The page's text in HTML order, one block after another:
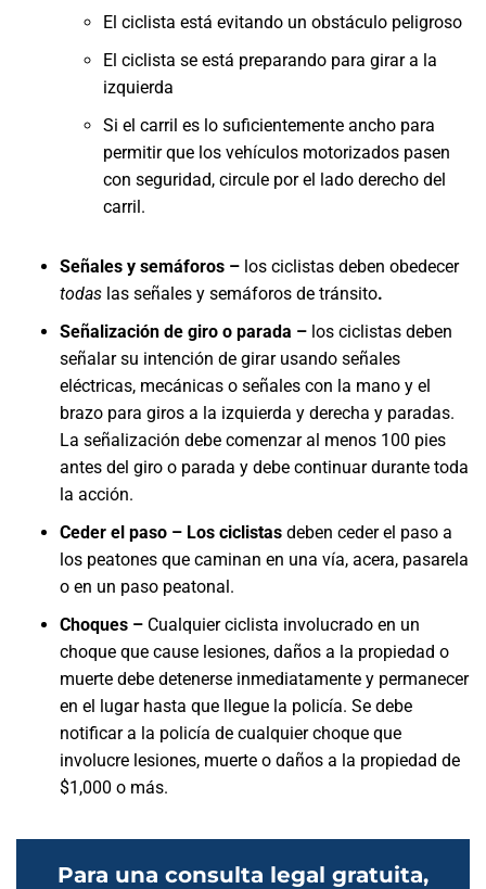
El ciclista está evitando un obstáculo peligroso
El ciclista se está preparando para girar a la
izquierda
Si el carril es lo suficientemente ancho para
permitir que los vehículos motorizados pasen
con seguridad, circule por el lado derecho del
carril.
Señales y semáforos – los ciclistas deben obedecer
todas las señales y semáforos de tránsito.
Señalización de giro o parada – los ciclistas deben
señalar su intención de girar usando señales
eléctricas, mecánicas o señales con la mano y el
brazo para giros a la izquierda y derecha y paradas.
La señalización debe comenzar al menos 100 pies
antes del giro o parada y debe continuar durante toda
la acción.
Ceder el paso – Los ciclistas deben ceder el paso a
los peatones que caminan en una vía, acera, pasarela
o en un paso peatonal.
Choques – Cualquier ciclista involucrado en un
choque que cause lesiones, daños a la propiedad o
muerte debe detenerse inmediatamente y permanecer
en el lugar hasta que llegue la policía. Se debe
notificar a la policía de cualquier choque que
involucre lesiones, muerte o daños a la propiedad de
$1,000 o más.
Para una consulta legal gratuita,